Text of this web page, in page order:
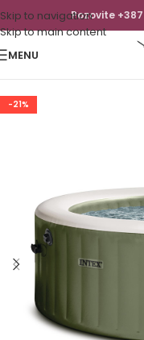
Skip to navigation
Skip to main content
Pozovite
MENU
-21%